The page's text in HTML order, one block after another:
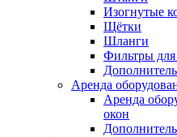
Изогнутые
Щётки
Шланги
Фильтры
Аренда
Аренда
окон